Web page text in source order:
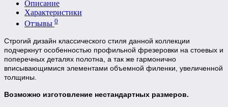
Описание
Характеристики
Отзывы 0
Строгий дизайн классического стиля данной коллекции
подчеркнут особенностью профильной фрезеровки на стоевых и
поперечных деталях полотна, а так же гармонично
вписывающимися элементами объемной филенки, увеличенной
толщины.
Возможно изготовление нестандартных размеров.